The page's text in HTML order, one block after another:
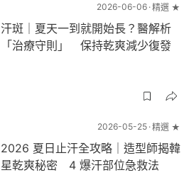
2026-06-06 精選 ★
汗斑｜夏天一到就開始長？醫解析
「治療守則」 保持乾爽減少復發
2026-05-25 精選 ★
2026 夏日止汗全攻略｜造型師揭韓
星乾爽秘密 4 爆汗部位急救法